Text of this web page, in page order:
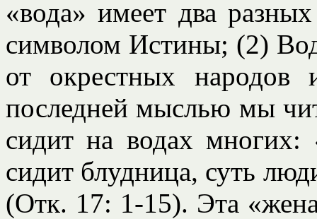
«вода» имеет два
символом Истины; (2)
от окрестных народов
последней мыслью мы
сидит на водах
сидит блудница, суть
(Отк. 17: 1-15). Эта